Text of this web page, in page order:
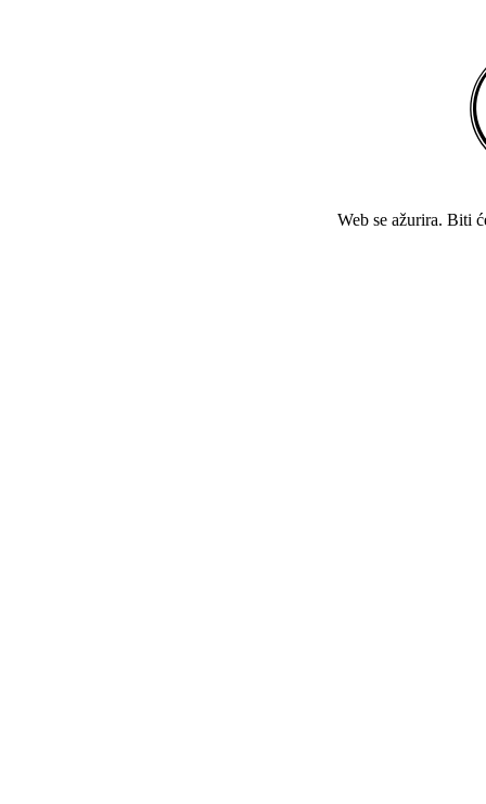
Web se ažurira. Biti